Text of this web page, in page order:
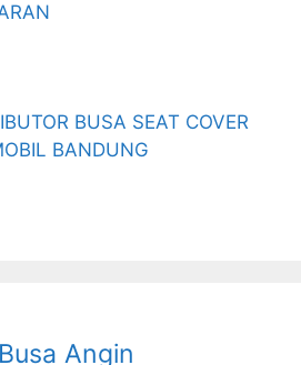
BUSA SEAT COVER
BANDUNG
Busa Angin